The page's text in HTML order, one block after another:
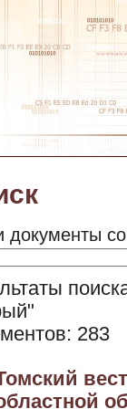
документы
283